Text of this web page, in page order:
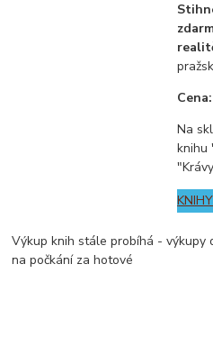
Na
knihu
Výkup knih stále probíhá - výkupy
na počkání za hotové